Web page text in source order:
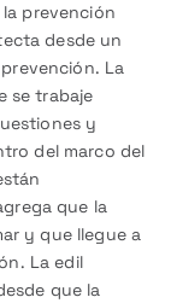
prevención
desde un
La
se trabaje
y
del marco del
que la
y que llegue a
La edil
que la